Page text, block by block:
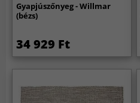
Gyapjúszőnyeg - Willmar
(bézs)
34 929 Ft